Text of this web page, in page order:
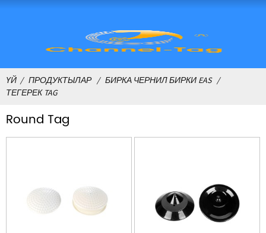
ҮЙ ПРОДУКТЫЛАР
БИРКА ЧЕРНИЛ БИРКИ EAS
ТЕГЕРЕК TAG
Round Tag